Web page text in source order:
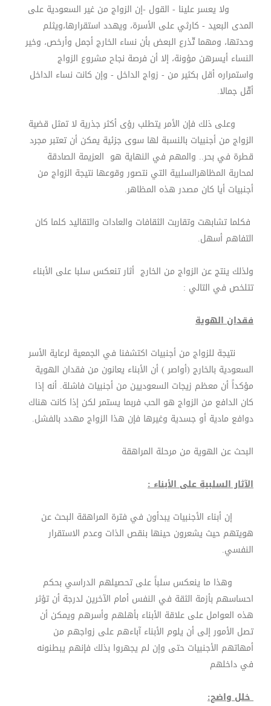
ولا يعسر علينا - القول -إن الزواج من غير السعودية على
المدى البعيد - كارثي على الأسرة، ويهدد استقرارها،ويثلم
وحدتها، ومهما تّذرع البعض بأن نساء الخارج أجمل وأرخص، وخير
النساء أيسرهن مؤونة، إلا أن فرصة نجاح مشروع الزواج
واستمراره أقل بكثير من - زواج الداخل - وإن كانت نساء الداخل
أقّل جمالا.
وعلى ذلك فإن الأمر يتطلب رؤى أكثر جذرية لا تمثل قضية
الزواج من أجنبيات بالنسبة لها سوى جزئية يمكن أن تعتبر مجرد
قطرة في بحر.. والمهم في النهاية هو العزيمة الصادقة
لمحاربة المظاهرالسلبية التي نتصور وقوعها نتيجة الزواج من
أجنبيات أيا كان مصدر هذه المظاهر.
فكلما تشابهت وتقاربت الثقافات والعادات والتقاليد كلما كان
التفاهم أسهل.
ولذلك ينتج عن الزواج من الخارج أثار تنعكس سلبا على الأبناء
تتلخص في التالي :
فقدان الهوية
نتيجة للزواج من أجنبيات اكتشفنا في الجمعية لرعاية الأسر
السعودية بالخارج (أواصر ) أن الأبناء يعانون من فقدان الهوية
مؤكداً أن معظم زيجات السعوديين من أجنبيات فاشلة. أنه إذا
كان الدافع من الزواج هو الحب فربما يستمر لكن إذا كانت هناك
دوافع مادية أو جسدية وغيرها فإن هذا الزواج مهدد بالفشل.
البحث عن الهوية من مرحلة المراهقة
الآثار السلبية على الأبناء :
إن أبناء الأجنبيات يبدأون في فترة المراهقة البحث عن
هويتهم حيث يشعرون حينها بنقص الذات وعدم الاستقرار
النفسي.
وهذا ما ينعكس سلباً على تحصيلهم الدراسي بحكم
احساسهم بأزمة الثقة في النفس أمام الآخرين لدرجة أن تؤثر
هذه العوامل على علاقة الأبناء بأهلهم وأسرهم ويمكن أن
تصل الأمور إلى أن يلوم الأبناء آباءهم على زواجهم من
أمهاتهم الأجنبيات حتى وإن لم يجهروا بذلك فإنهم يبطنونه
في داخلهم
خلل واضح: